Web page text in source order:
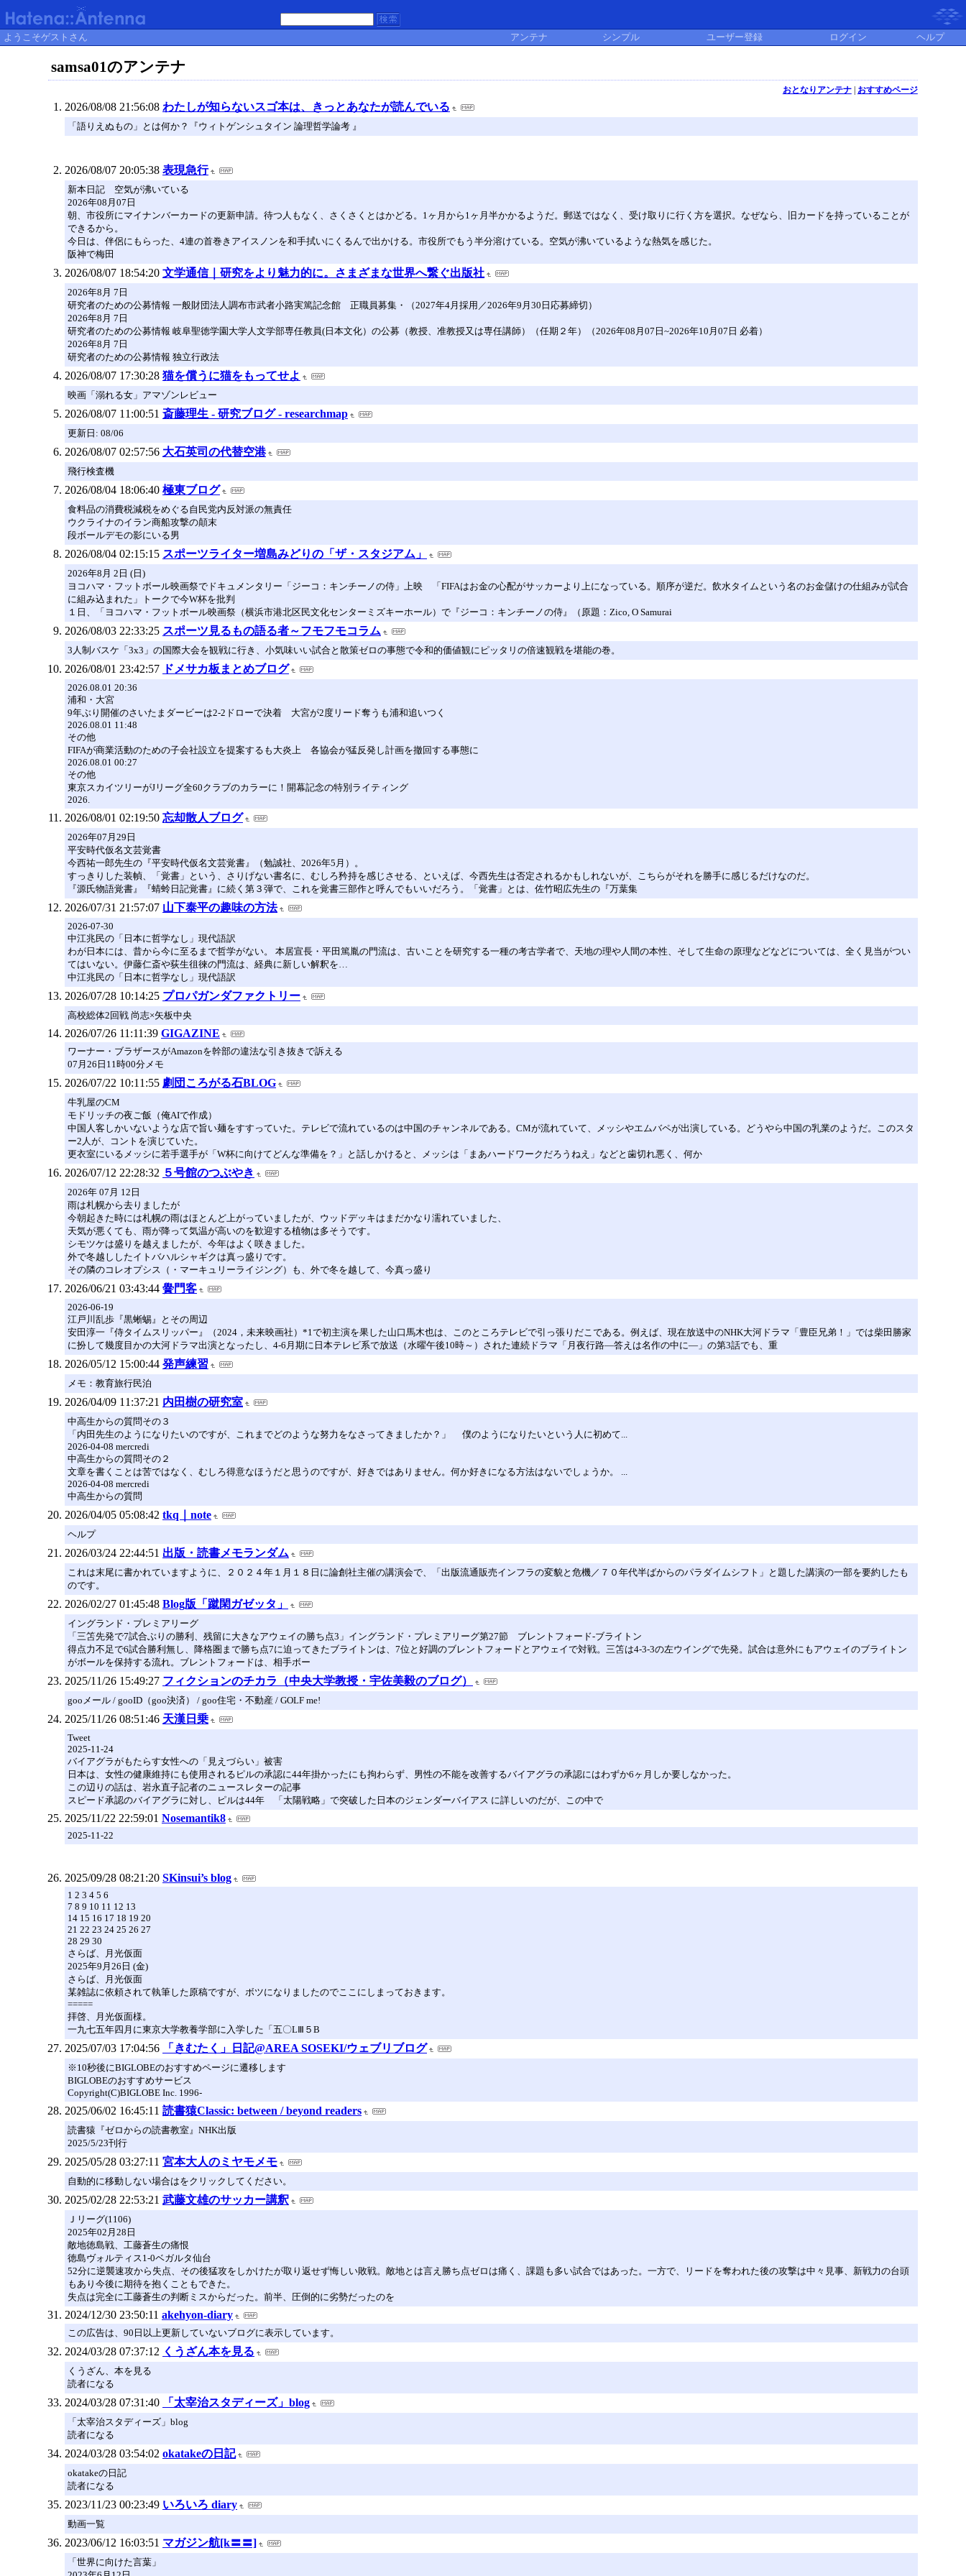
ようこそゲストさん アンテナ シンプル ユーザー登録 ログイン ヘルプ
samsa01のアンテナ
おとなりアンテナ| おすすめページ
2026/08/08 21:56:08 わたしが知らないスゴ本は、きっとあなたが読んでいる
「語りえぬもの」とは何か？『ウィトゲンシュタイン 論理哲学論考 』
2026/08/07 20:05:38 表現急行
新本日記 空気が沸いている
2026年08月07日
朝、市役所にマイナンバーカードの更新申請。待つ人もなく、さくさくとはかどる。1ヶ月から1ヶ月半かかるようだ。郵送ではなく、受け取りに行く方を選択。なぜなら、旧カードを持っていることが
できるから。
今日は、伴侶にもらった、4連の首巻きアイスノンを和手拭いにくるんで出かける。市役所でもう半分溶けている。空気が沸いているような熱気を感じた。
阪神で梅田
2026/08/07 18:54:20 文学通信｜研究をより魅力的に。さまざまな世界へ繋ぐ出版社
2026年8月 7日
研究者のための公募情報 一般財団法人調布市武者小路実篤記念館 正職員募集・（2027年4月採用／2026年9月30日応募締切）
2026年8月 7日
研究者のための公募情報 岐阜聖徳学園大学人文学部専任教員(日本文化）の公募（教授、准教授又は専任講師）（任期２年）（2026年08月07日~2026年10月07日 必着）
2026年8月 7日
研究者のための公募情報 独立行政法
2026/08/07 17:30:28 猫を償うに猫をもってせよ
映画「溺れる女」アマゾンレビュー
2026/08/07 11:00:51 斎藤理生 - 研究ブログ - researchmap
更新日: 08/06
2026/08/07 02:57:56 大石英司の代替空港
飛行検査機
2026/08/04 18:06:40 極東ブログ
食料品の消費税減税をめぐる自民党内反対派の無責任
ウクライナのイラン商船攻撃の顛末
段ボールデモの影にいる男
2026/08/04 02:15:15 スポーツライター増島みどりの「ザ・スタジアム」
2026年8月 2日 (日)
ヨコハマ・フットボール映画祭でドキュメンタリー「ジーコ：キンチーノの侍」上映 「FIFAはお金の心配がサッカーより上になっている。順序が逆だ。飲水タイムという名のお金儲けの仕組みが試合
に組み込まれた」トークで今W杯を批判
１日、「ヨコハマ・フットボール映画祭（横浜市港北区民文化センターミズキーホール）で『ジーコ：キンチーノの侍』（原題：Zico, O Samurai
2026/08/03 22:33:25 スポーツ見るもの語る者～フモフモコラム
3人制バスケ「3x3」の国際大会を観戦に行き、小気味いい試合と散策ゼロの事態で令和的価値観にピッタリの倍速観戦を堪能の巻。
2026/08/01 23:42:57 ドメサカ板まとめブログ
2026.08.01 20:36
浦和・大宮
9年ぶり開催のさいたまダービーは2-2ドローで決着 大宮が2度リード奪うも浦和追いつく
2026.08.01 11:48
その他
FIFAが商業活動のための子会社設立を提案するも大炎上 各協会が猛反発し計画を撤回する事態に
2026.08.01 00:27
その他
東京スカイツリーがJリーグ全60クラブのカラーに！開幕記念の特別ライティング
2026.
2026/08/01 02:19:50 忘却散人ブログ
2026年07月29日
平安時代仮名文芸覚書
今西祐一郎先生の『平安時代仮名文芸覚書』（勉誠社、2026年5月）。
すっきりした装幀、「覚書」という、さりげない書名に、むしろ矜持を感じさせる、といえば、今西先生は否定されるかもしれないが、こちらがそれを勝手に感じるだけなのだ。
『源氏物語覚書』『蜻蛉日記覚書』に続く第３弾で、これを覚書三部作と呼んでもいいだろう。「覚書」とは、佐竹昭広先生の『万葉集
2026/07/31 21:57:07 山下泰平の趣味の方法
2026-07-30
中江兆民の「日本に哲学なし」現代語訳
わが日本には、昔から今に至るまで哲学がない。 本居宣長・平田篤胤の門流は、古いことを研究する一種の考古学者で、天地の理や人間の本性、そして生命の原理などなどについては、全く見当がつい
てはいない。伊藤仁斎や荻生徂徠の門流は、経典に新しい解釈を…
中江兆民の「日本に哲学なし」現代語訳
2026/07/28 10:14:25 プロパガンダファクトリー
高校総体2回戦 尚志×矢板中央
2026/07/26 11:11:39 GIGAZINE
ワーナー・ブラザースがAmazonを幹部の違法な引き抜きで訴える
07月26日11時00分メモ
2026/07/22 10:11:55 劇団ころがる石BLOG
牛乳屋のCM
モドリッチの夜ご飯（俺AIで作成）
中国人客しかいないような店で旨い麺をすすっていた。テレビで流れているのは中国のチャンネルである。CMが流れていて、メッシやエムバペが出演している。どうやら中国の乳業のようだ。このスタ
ー2人が、コントを演じていた。
更衣室にいるメッシに若手選手が「W杯に向けてどんな準備を？」と話しかけると、メッシは「まあハードワークだろうねえ」などと歯切れ悪く、何か
2026/07/12 22:28:32 ５号館のつぶやき
2026年 07月 12日
雨は札幌から去りましたが
今朝起きた時には札幌の雨はほとんど上がっていましたが、ウッドデッキはまだかなり濡れていました、
天気が悪くても、雨が降って気温が高いのを歓迎する植物は多そうです。
シモツケは盛りを越えましたが、今年はよく咲きました。
外で冬越ししたイトバハルシャギクは真っ盛りです。
その隣のコレオプシス（・マーキュリーライジング）も、外で冬を越して、今真っ盛り
2026/06/21 03:43:44 黌門客
2026-06-19
江戸川乱歩『黒蜥蜴』とその周辺
安田淳一『侍タイムスリッパー』（2024，未来映画社）*1で初主演を果した山口馬木也は、このところテレビで引っ張りだこである。例えば、現在放送中のNHK大河ドラマ「豊臣兄弟！」では柴田勝家
に扮して幾度目かの大河ドラマ出演となったし、4-6月期に日本テレビ系で放送（水曜午後10時～）された連続ドラマ「月夜行路―答えは名作の中に―」の第3話でも、重
2026/05/12 15:00:44 発声練習
メモ：教育旅行民泊
2026/04/09 11:37:21 内田樹の研究室
中高生からの質問その３
「内田先生のようになりたいのですが、これまでどのような努力をなさってきましたか？」 僕のようになりたいという人に初めて...
2026-04-08 mercredi
中高生からの質問その２
文章を書くことは苦ではなく、むしろ得意なほうだと思うのですが、好きではありません。何か好きになる方法はないでしょうか。 ...
2026-04-08 mercredi
中高生からの質問
2026/04/05 05:08:42 tkq｜note
ヘルプ
2026/03/24 22:44:51 出版・読書メモランダム
これは末尾に書かれていますように、２０２４年１月１８日に論創社主催の講演会で、「出版流通販売インフラの変貌と危機／７０年代半ばからのパラダイムシフト」と題した講演の一部を要約したも
のです。
2026/02/27 01:45:48 Blog版「蹴閑ガゼッタ」
イングランド・プレミアリーグ
「三笘先発で7試合ぶりの勝利、残留に大きなアウェイの勝ち点3」イングランド・プレミアリーグ第27節 ブレントフォード-ブライトン
得点力不足で6試合勝利無し、降格圏まで勝ち点7に迫ってきたブライトンは、7位と好調のブレントフォードとアウェイで対戦。三笘は4-3-3の左ウイングで先発。試合は意外にもアウェイのブライトン
がボールを保持する流れ。ブレントフォードは、相手ボー
2025/11/26 15:49:27 フィクションのチカラ（中央大学教授・宇佐美毅のブログ）
gooメール / gooID（goo決済） / goo住宅・不動産 / GOLF me!
2025/11/26 08:51:46 天漢日乗
Tweet
2025-11-24
バイアグラがもたらす女性への「見えづらい」被害
日本は、女性の健康維持にも使用されるピルの承認に44年掛かったにも拘わらず、男性の不能を改善するバイアグラの承認にはわずか6ヶ月しか要しなかった。
この辺りの話は、岩永直子記者のニュースレターの記事
スピード承認のバイアグラに対し、ピルは44年 「太陽戦略」で突破した日本のジェンダーバイアス に詳しいのだが、この中で
2025/11/22 22:59:01 Nosemantik8
2025-11-22
2025/09/28 08:21:20 SKinsui’s blog
1 2 3 4 5 6
7 8 9 10 11 12 13
14 15 16 17 18 19 20
21 22 23 24 25 26 27
28 29 30
さらば、月光仮面
2025年9月26日 (金)
さらば、月光仮面
某雑誌に依頼されて執筆した原稿ですが、ボツになりましたのでここにしまっておきます。
=====
拝啓、月光仮面様。
一九七五年四月に東京大学教養学部に入学した「五〇LⅢ５B
2025/07/03 17:04:56 「きむたく」日記@AREA SOSEKI/ウェブリブログ
※10秒後にBIGLOBEのおすすめページに遷移します
BIGLOBEのおすすめサービス
Copyright(C)BIGLOBE Inc. 1996-
2025/06/02 16:45:11 読書猿Classic: between / beyond readers
読書猿『ゼロからの読書教室』NHK出版
2025/5/23刊行
2025/05/28 03:27:11 宮本大人のミヤモメモ
自動的に移動しない場合はをクリックしてください。
2025/02/28 22:53:21 武藤文雄のサッカー講釈
Ｊリーグ(1106)
2025年02月28日
敵地徳島戦、工藤蒼生の痛恨
徳島ヴォルティス1-0ベガルタ仙台
52分に逆襲速攻から失点、その後猛攻をしかけたが取り返せず悔しい敗戦。敵地とは言え勝ち点ゼロは痛く、課題も多い試合ではあった。一方で、リードを奪われた後の攻撃は中々見事、新戦力の台頭
もあり今後に期待を抱くこともできた。
失点は完全に工藤蒼生の判断ミスからだった。前半、圧倒的に劣勢だったのを
2024/12/30 23:50:11 akehyon-diary
この広告は、90日以上更新していないブログに表示しています。
2024/03/28 07:37:12 くうざん本を見る
くうざん、本を見る
読者になる
2024/03/28 07:31:40 「太宰治スタディーズ」blog
「太宰治スタディーズ」blog
読者になる
2024/03/28 03:54:02 okatakeの日記
okatakeの日記
読者になる
2023/11/23 00:23:49 いろいろ diary
動画一覧
2023/06/12 16:03:51 マガジン航[k〓〓]
「世界に向けた言葉」